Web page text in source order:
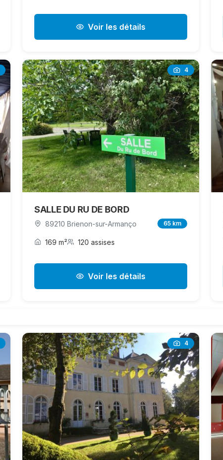
Voir les détails
4
SALLE DU RU DE BORD
89210 Brienon-sur-Armanço 65 km
169 m² 120 assises
Voir les détails
4